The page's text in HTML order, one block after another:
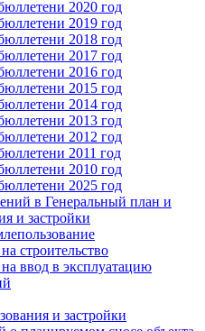
2020 год
2019 год
2018 год
2017 год
2016 год
2015 год
2014 год
2013 год
2012 год
2011 год
2010 год
2025 год
в Генеральный план и
и застройки
строительство
ввод в эксплуатацию
и застройки